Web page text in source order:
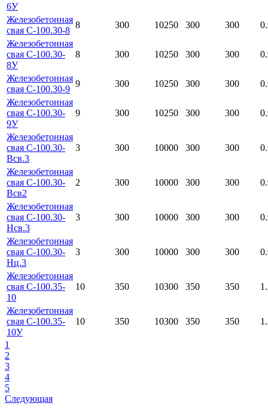
6У
Железобетонная
свая С-100.30-8
8 300 10250 300 300
Железобетонная
свая С-100.30-
8У
8 300 10250 300 300
Железобетонная
свая С-100.30-9
9 300 10250 300 300
Железобетонная
свая С-100.30-
9У
9 300 10250 300 300
Железобетонная
свая С-100.30-
Всв.3
3 300 10000 300 300
Железобетонная
свая С-100.30-
Всв2
2 300 10000 300 300
Железобетонная
свая С-100.30-
Нсв.3
3 300 10000 300 300
Железобетонная
свая С-100.30-
Нц.3
3 300 10000 300 300
Железобетонная
свая С-100.35-
10
10 350 10300 350 350
Железобетонная
свая С-100.35-
10У
10 350 10300 350 350
1
2
3
4
5
Следующая